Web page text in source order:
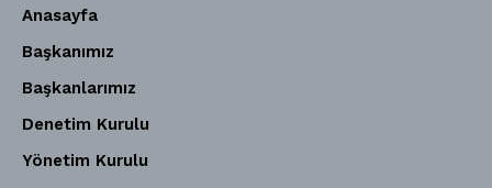
Anasayfa
Başkanımız
Başkanlarımız
Denetim Kurulu
Yönetim Kurulu